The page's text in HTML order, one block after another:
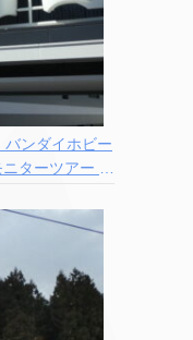
ンダイホビー
ターツアー 参